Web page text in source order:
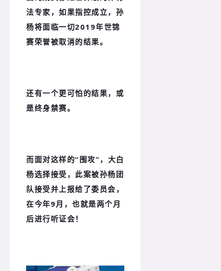
法专家，如果指控成立，孙
杨将面临一切2019年世锦
赛荣誉被取消的结果。
还有一个更可怕的结果，或
是终身禁赛。
而面对这样的“围攻”，大白
杨选择接受，此案被孙杨团
队接受并上报给了委员会，
在今年9月，也就是两个月
后进行听证会！